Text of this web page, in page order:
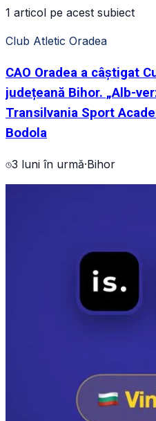
1 articol pe acest subiect
Club Atletic Oradea
CAO Oradea a câștigat
județeană Bihor. „Alb-
Transilvania Sport
Bodola
3 luni în urmă·Bihor